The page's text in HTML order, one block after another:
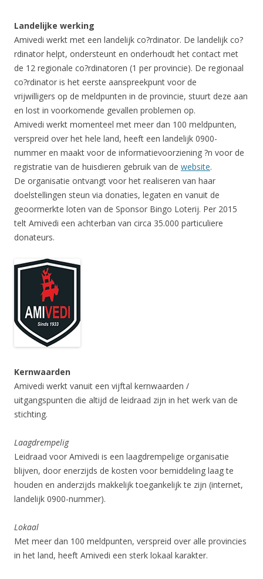
Landelijke werking
Amivedi werkt met een landelijk co?rdinator. De landelijk co?
rdinator helpt, ondersteunt en onderhoudt het contact met
de 12 regionale co?rdinatoren (1 per provincie). De regionaal
co?rdinator is het eerste aanspreekpunt voor de
vrijwilligers op de meldpunten in de provincie, stuurt deze aan
en lost in voorkomende gevallen problemen op.
Amivedi werkt momenteel met meer dan 100 meldpunten,
verspreid over het hele land, heeft een landelijk 0900-
nummer en maakt voor de informatievoorziening ?n voor de
registratie van de huisdieren gebruik van de website.
De organisatie ontvangt voor het realiseren van haar
doelstellingen steun via donaties, legaten en vanuit de
geoormerkte loten van de Sponsor Bingo Loterij. Per 2015
telt Amivedi een achterban van circa 35.000 particuliere
donateurs.
Kernwaarden
Amivedi werkt vanuit een vijftal kernwaarden /
uitgangspunten die altijd de leidraad zijn in het werk van de
stichting.
Laagdrempelig
Leidraad voor Amivedi is een laagdrempelige organisatie
blijven, door enerzijds de kosten voor bemiddeling laag te
houden en anderzijds makkelijk toegankelijk te zijn (internet,
landelijk 0900-nummer).
Lokaal
Met meer dan 100 meldpunten, verspreid over alle provincies
in het land, heeft Amivedi een sterk lokaal karakter.